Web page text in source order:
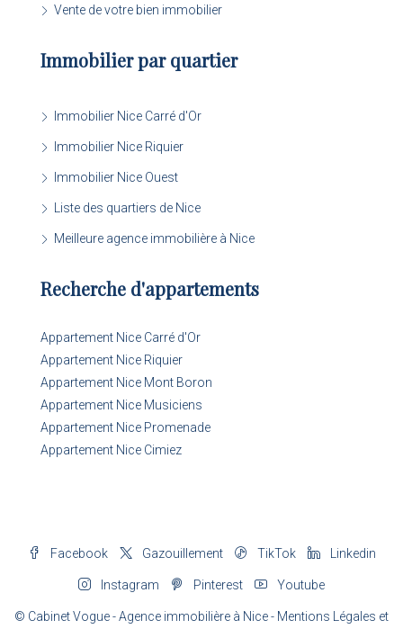
Vente de votre bien immobilier
Immobilier par quartier
Immobilier Nice Carré d'Or
Immobilier Nice Riquier
Immobilier Nice Ouest
Liste des quartiers de Nice
Meilleure agence immobilière à Nice
Recherche d'appartements
Appartement Nice Carré d'Or
Appartement Nice Riquier
Appartement Nice Mont Boron
Appartement Nice Musiciens
Appartement Nice Promenade
Appartement Nice Cimiez
Facebook Gazouillement TikTok Linkedin
Instagram Pinterest Youtube
© Cabinet Vogue - Agence immobilière à Nice - Mentions Légales et